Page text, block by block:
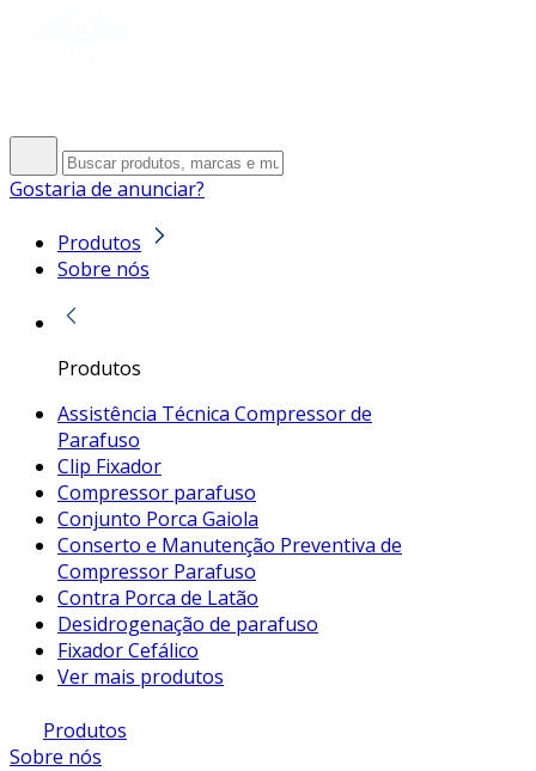
Gostaria de anunciar?
Produtos
Sobre nós
Produtos
Assistência Técnica Compressor de
Parafuso
Clip Fixador
Compressor parafuso
Conjunto Porca Gaiola
Conserto e Manutenção Preventiva de
Compressor Parafuso
Contra Porca de Latão
Desidrogenação de parafuso
Fixador Cefálico
Ver mais produtos
Produtos
Sobre nós